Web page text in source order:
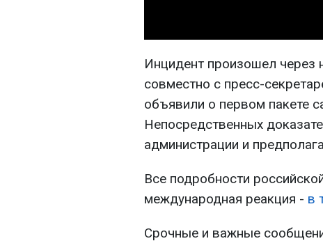
Инцидент произошел через
совместно с пресс-
объявили о первом пакете
Непосредственных
администрации и
Все подробности
международная реакция - в
Срочные и важные